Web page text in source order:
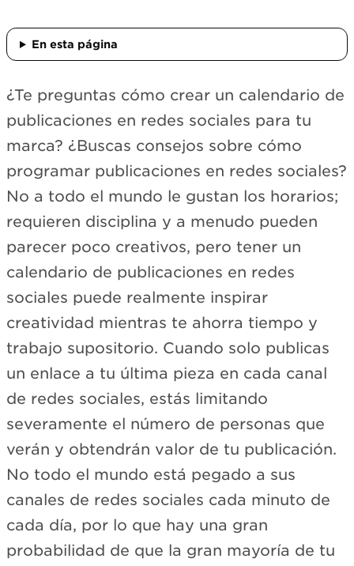
En esta página
¿Te preguntas cómo crear un calendario de
publicaciones en redes sociales para tu
marca? ¿Buscas consejos sobre cómo
programar publicaciones en redes sociales?
No a todo el mundo le gustan los horarios;
requieren disciplina y a menudo pueden
parecer poco creativos, pero tener un
calendario de publicaciones en redes
sociales puede realmente inspirar
creatividad mientras te ahorra tiempo y
trabajo supositorio. Cuando solo publicas
un enlace a tu última pieza en cada canal
de redes sociales, estás limitando
severamente el número de personas que
verán y obtendrán valor de tu publicación.
No todo el mundo está pegado a sus
canales de redes sociales cada minuto de
cada día, por lo que hay una gran
probabilidad de que la gran mayoría de tu